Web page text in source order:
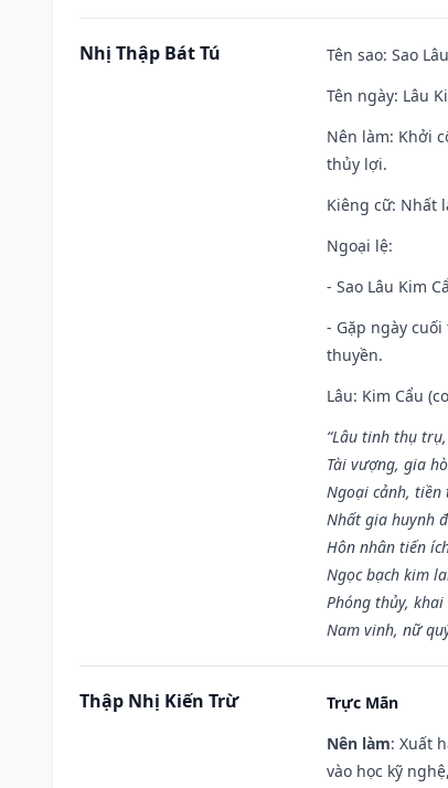
Nhị Thập Bát Tú Tên sao: Sao Lâu
Tên ngày: Lâu
Nên làm: Khởi
thủy lợi.
Kiêng cữ: Nhất
Ngoại lệ:
- Sao Lâu Kim
- Gặp ngày
thuyền.
Lâu: Kim Cẩu
“Lâu tinh thụ
Tài vượng, gia
Ngoại cảnh, tiền
Nhất gia huynh
Hôn nhân tiến
Ngọc bạch kim
Phóng thủy,
Nam vinh, nữ
Thập Nhị Kiến Trừ
Trực Mãn
Nên làm: Xuất
vào học kỹ